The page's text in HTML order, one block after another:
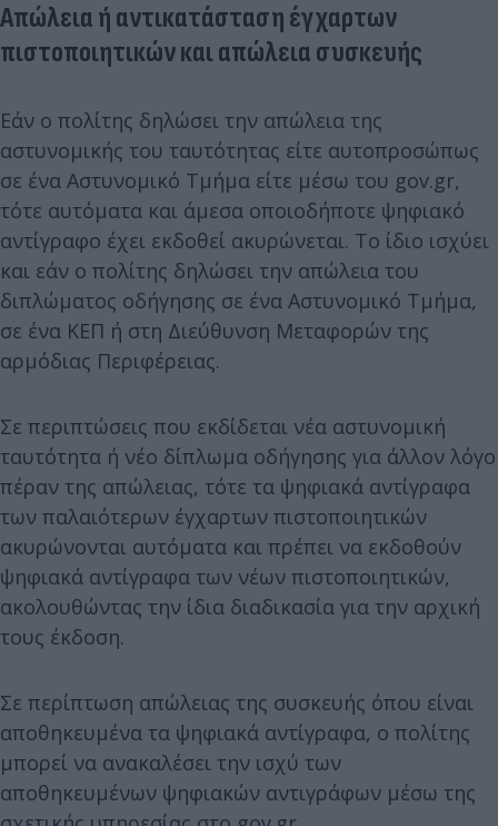
Απώλεια ή αντικατάσταση έγχαρτων
πιστοποιητικών και απώλεια συσκευής
Εάν ο πολίτης δηλώσει την απώλεια της
αστυνομικής του ταυτότητας είτε αυτοπροσώπως
σε ένα Αστυνομικό Τμήμα είτε μέσω του gov.gr,
τότε αυτόματα και άμεσα οποιοδήποτε ψηφιακό
αντίγραφο έχει εκδοθεί ακυρώνεται. Το ίδιο ισχύει
και εάν ο πολίτης δηλώσει την απώλεια του
διπλώματος οδήγησης σε ένα Αστυνομικό Τμήμα,
σε ένα ΚΕΠ ή στη Διεύθυνση Μεταφορών της
αρμόδιας Περιφέρειας.
Σε περιπτώσεις που εκδίδεται νέα αστυνομική
ταυτότητα ή νέο δίπλωμα οδήγησης για άλλον λόγο
πέραν της απώλειας, τότε τα ψηφιακά αντίγραφα
των παλαιότερων έγχαρτων πιστοποιητικών
ακυρώνονται αυτόματα και πρέπει να εκδοθούν
ψηφιακά αντίγραφα των νέων πιστοποιητικών,
ακολουθώντας την ίδια διαδικασία για την αρχική
τους έκδοση.
Σε περίπτωση απώλειας της συσκευής όπου είναι
αποθηκευμένα τα ψηφιακά αντίγραφα, ο πολίτης
μπορεί να ανακαλέσει την ισχύ των
αποθηκευμένων ψηφιακών αντιγράφων μέσω της